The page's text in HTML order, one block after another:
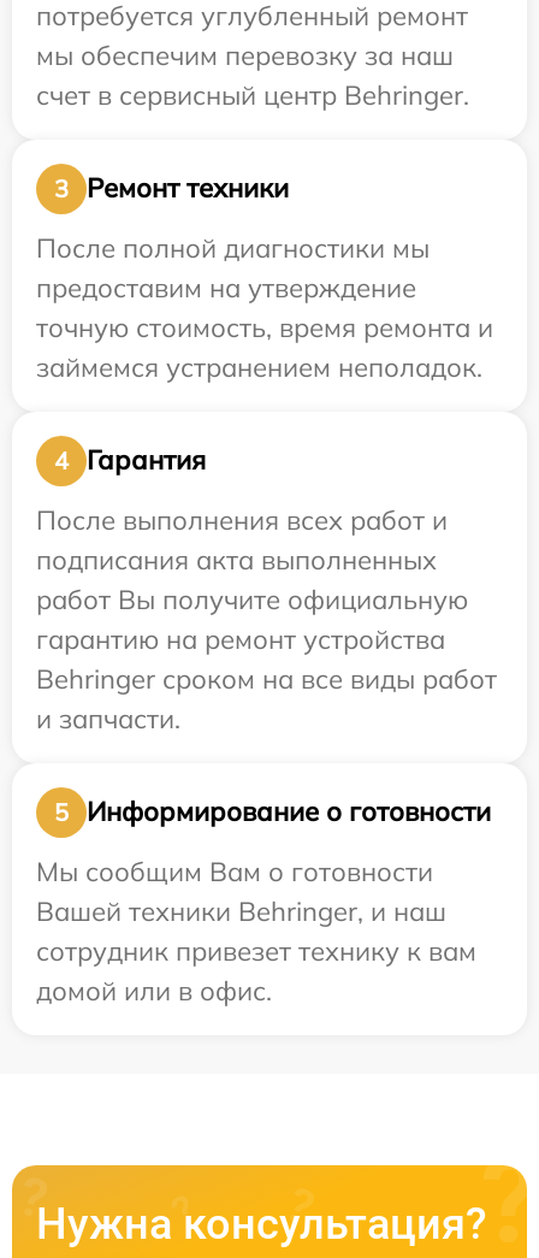
потребуется углубленный ремонт
мы обеспечим перевозку за наш
счет в сервисный центр Behringer.
3
Ремонт техники
После полной диагностики мы
предоставим на утверждение
точную стоимость, время ремонта и
займемся устранением неполадок.
4
Гарантия
После выполнения всех работ и
подписания акта выполненных
работ Вы получите официальную
гарантию на ремонт устройства
Behringer сроком на все виды работ
и запчасти.
5
Информирование о готовности
Мы сообщим Вам о готовности
Вашей техники Behringer, и наш
сотрудник привезет технику к вам
домой или в офис.
Нужна консультация?